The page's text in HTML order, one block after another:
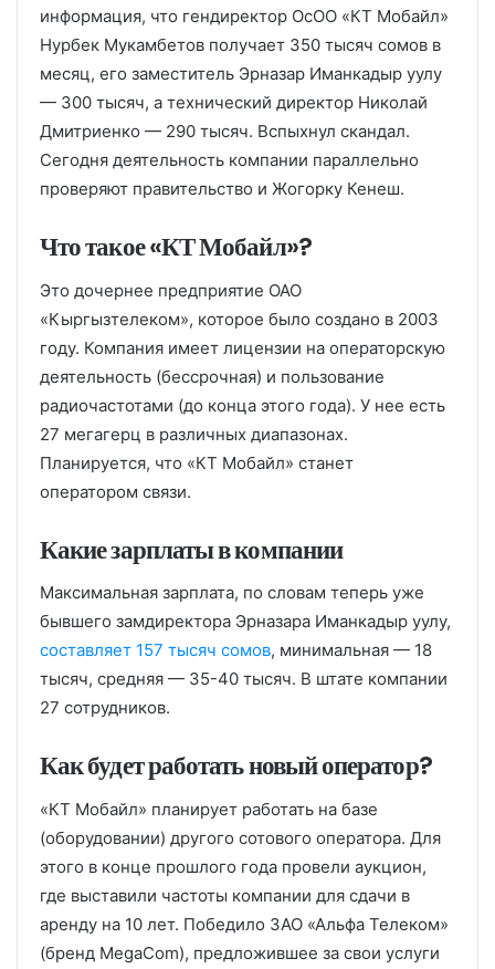
информация, что гендиректор ОсОО «КТ Мобайл»
Нурбек Мукамбетов получает 350 тысяч сомов в
месяц, его заместитель Эрназар Иманкадыр уулу
— 300 тысяч, а технический директор Николай
Дмитриенко — 290 тысяч. Вспыхнул скандал.
Сегодня деятельность компании параллельно
проверяют правительство и Жогорку Кенеш.
Что такое «КТ Мобайл»?
Это дочернее предприятие ОАО
«Кыргызтелеком», которое было создано в 2003
году. Компания имеет лицензии на операторскую
деятельность (бессрочная) и пользование
радиочастотами (до конца этого года). У нее есть
27 мегагерц в различных диапазонах.
Планируется, что «КТ Мобайл» станет
оператором связи.
Какие зарплаты в компании
Максимальная зарплата, по словам теперь уже
бывшего замдиректора Эрназара Иманкадыр уулу,
составляет 157 тысяч сомов, минимальная — 18
тысяч, средняя — 35-40 тысяч. В штате компании
27 сотрудников.
Как будет работать новый оператор?
«КТ Мобайл» планирует работать на базе
(оборудовании) другого сотового оператора. Для
этого в конце прошлого года провели аукцион,
где выставили частоты компании для сдачи в
аренду на 10 лет. Победило ЗАО «Альфа Телеком»
(бренд MegaCom), предложившее за свои услуги